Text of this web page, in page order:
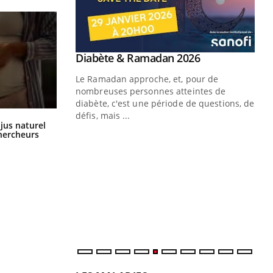
jus naturel Comment oublier les écrans en
Mains : se
tout nouveau
piscine,
Youtube
Diabète & Ramadan 2026Youtube
Le Ramadan approche, et, pour de
nombreuses personnes atteintes de
diabète, c'est une période de questions, de
défis, mais ...